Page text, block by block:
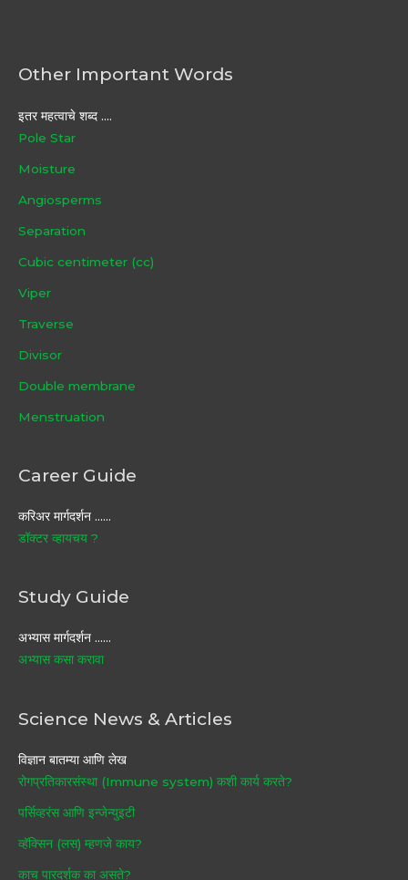
Other Important Words
इतर महत्वाचे शब्द ....
Pole Star
Moisture
Angiosperms
Separation
Cubic centimeter (cc)
Viper
Traverse
Divisor
Double membrane
Menstruation
Career Guide
करिअर मार्गदर्शन ……
डॉक्टर व्हायचय ?
Study Guide
अभ्यास मार्गदर्शन ……
अभ्यास कसा करावा
Science News & Articles
विज्ञान बातम्या आणि लेख
रोगप्रतिकारसंस्था (Immune system) कशी कार्य करते?
पर्सिव्हरंस आणि इन्जेन्युइटी
व्हॅक्सिन (लस) म्हणजे काय?
काच पारदर्शक का असते?